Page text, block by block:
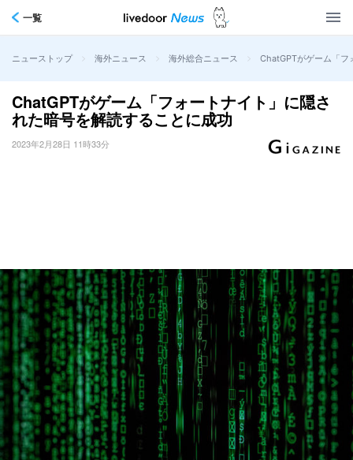
一覧
ニューストップ > 海外ニュース > 海外総合ニュース > ChatGPTがゲーム「フ
ChatGPTがゲーム「フォートナイト」に隠さ
れた暗号を解読することに成功
2023年2月28日 11時33分